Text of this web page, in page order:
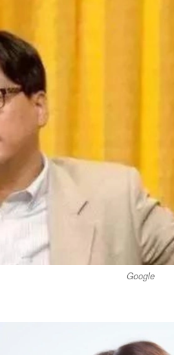
Google